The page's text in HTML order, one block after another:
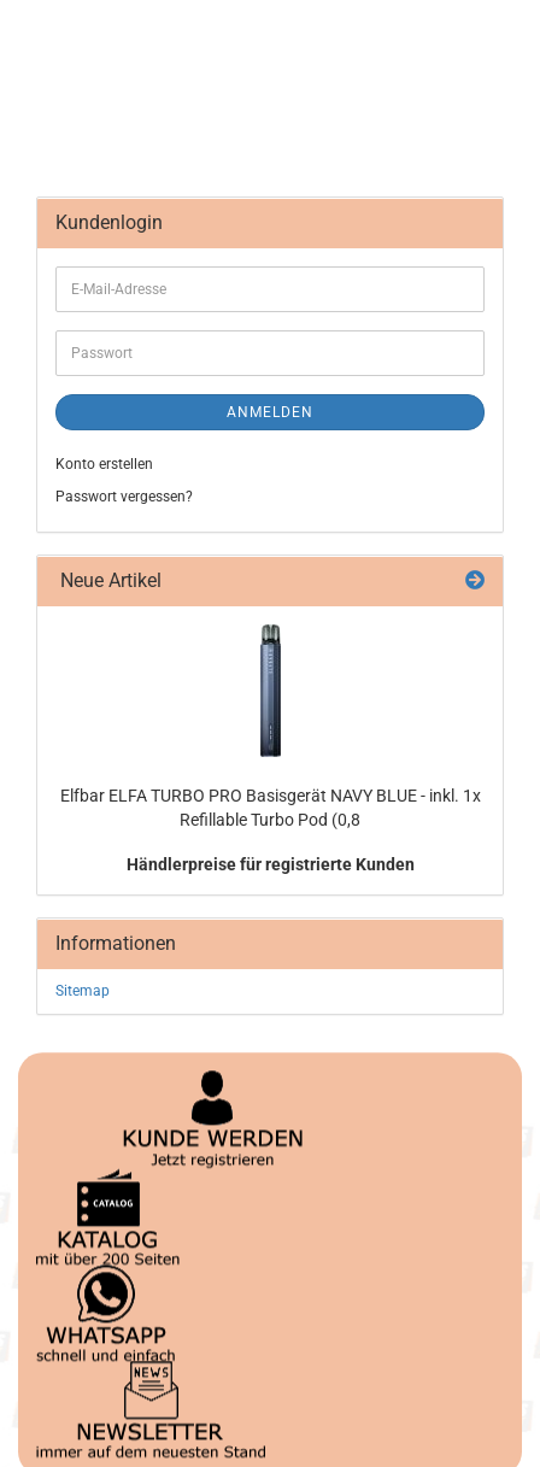
Kundenlogin
ANMELDEN
Konto erstellen
Passwort vergessen?
Neue Artikel
Elf­bar ELFA TURBO PRO Ba­sis­ge­rät NAVY BLUE - inkl. 1x
Re­fill­able Turbo Pod (0,8
Händlerpreise für registrierte Kunden
Informationen
Sitemap